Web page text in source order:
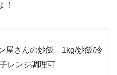
！
屋さんの炒飯 1kg/炒飯/冷
レンジ調理可